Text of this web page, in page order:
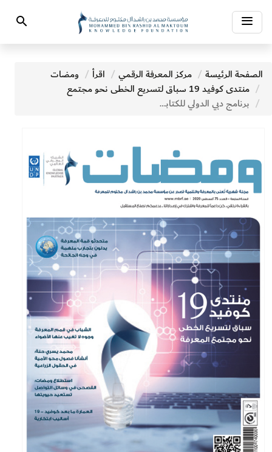
Toggle
navigation
Search
الصفحة الرئيسة مركز المعرفة الرقمي اقرأ
ومضات
منتدى كوفيد 19 سباق لتسريع الخطى نحو مجتمع
برنامج دبي الدولي للكتابة: دليلك إلى العالمية